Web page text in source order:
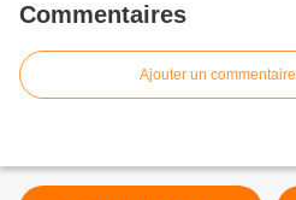
Commentaires
Ajouter un commentaire